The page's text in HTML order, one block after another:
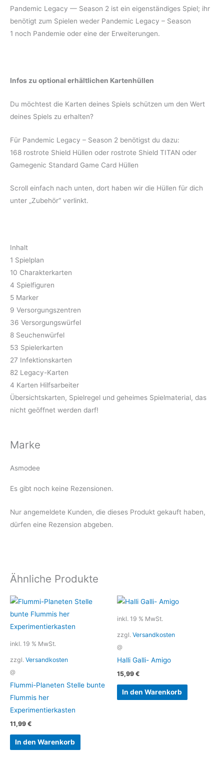
Pandemic Legacy — Season 2 ist ein eigenständiges Spiel; ihr
benötigt zum Spielen weder Pandemic Legacy – Season
1 noch Pandemie oder eine der Erweiterungen.
Infos zu optional erhältlichen Kartenhüllen
Du möchtest die Karten deines Spiels schützen um den Wert
deines Spiels zu erhalten?
Für Pandemic Legacy – Season 2 benötigst du dazu:
168 rostrote Shield Hüllen oder rostrote Shield TITAN oder
Gamegenic Standard Game Card Hüllen
Scroll einfach nach unten, dort haben wir die Hüllen für dich
unter „Zubehör“ verlinkt.
Inhalt
1 Spielplan
10 Charakterkarten
4 Spielfiguren
5 Marker
9 Versorgungszentren
36 Versorgungswürfel
8 Seuchenwürfel
53 Spielerkarten
27 Infektionskarten
82 Legacy-Karten
4 Karten Hilfsarbeiter
Übersichtskarten, Spielregel und geheimes Spielmaterial, das
nicht geöffnet werden darf!
Marke
Asmodee
Es gibt noch keine Rezensionen.
Nur angemeldete Kunden, die dieses Produkt gekauft haben,
dürfen eine Rezension abgeben.
Ähnliche Produkte
inkl. 19 % MwSt.
zzgl. Versandkosten
@
Flummi-Planeten Stelle bunte
Flummis her
Experimentierkasten
11,99 €
In den Warenkorb
inkl. 19 % MwSt.
zzgl. Versandkosten
@
Halli Galli- Amigo
15,99 €
In den Warenkorb